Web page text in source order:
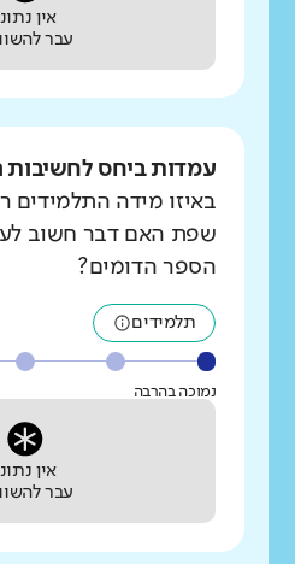
אין
עבר
עמדות ביחס לחשיבות
באיזו מידה התלמידים
שפת האם דבר חשוב
הספר הדומים?
תלמידים
נמוכה בהרבה
אין
עבר